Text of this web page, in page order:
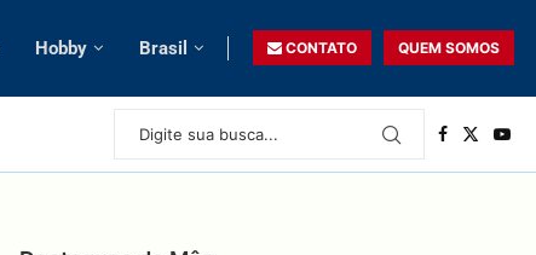
Hobby Brasil CONTATO QUEM SOMOS